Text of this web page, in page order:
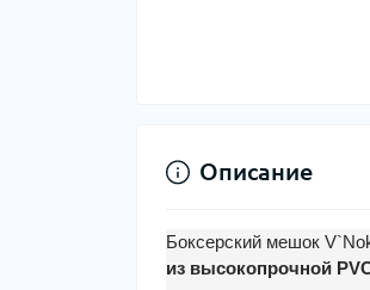
Описание
Боксерский мешок
из высокопрочной